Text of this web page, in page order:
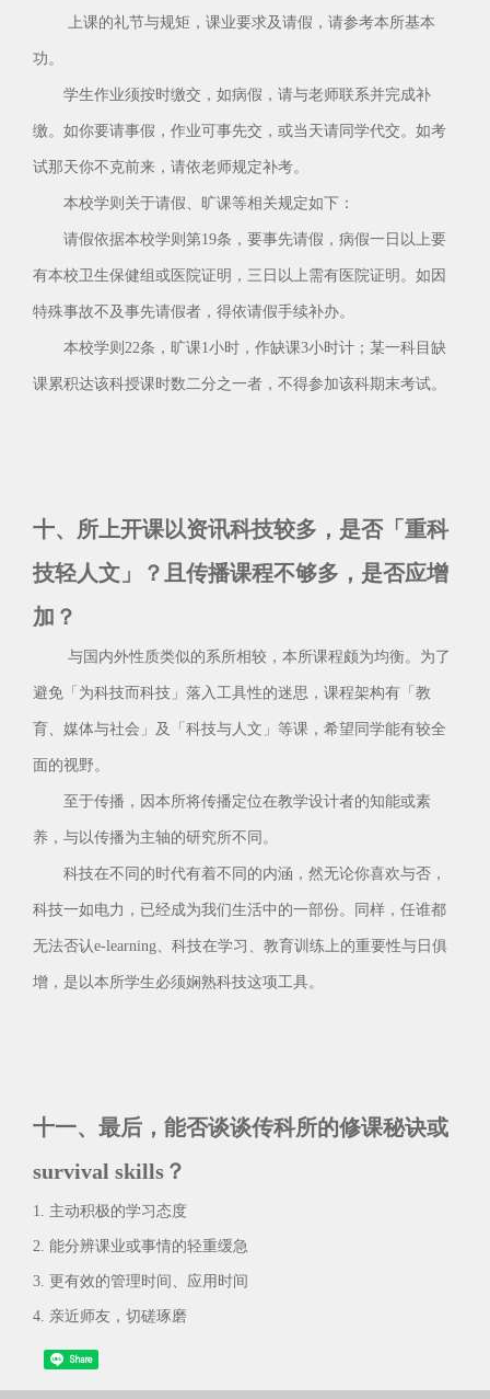
上课的礼节与规矩，课业要求及请假，请参考本所基本
功。
学生作业须按时缴交，如病假，请与老师联系并完成补
缴。如你要请事假，作业可事先交，或当天请同学代交。如考
试那天你不克前来，请依老师规定补考。
本校学则关于请假、旷课等相关规定如下：
请假依据本校学则第19条，要事先请假，病假一日以上要
有本校卫生保健组或医院证明，三日以上需有医院证明。如因
特殊事故不及事先请假者，得依请假手续补办。
本校学则22条，旷课1小时，作缺课3小时计；某一科目缺
课累积达该科授课时数二分之一者，不得参加该科期末考试。
十、所上开课以资讯科技较多，是否「重科
技轻人文」？且传播课程不够多，是否应增
加？
与国内外性质类似的系所相较，本所课程颇为均衡。为了
避免「为科技而科技」落入工具性的迷思，课程架构有「教
育、媒体与社会」及「科技与人文」等课，希望同学能有较全
面的视野。
至于传播，因本所将传播定位在教学设计者的知能或素
养，与以传播为主轴的研究所不同。
科技在不同的时代有着不同的内涵，然无论你喜欢与否，
科技一如电力，已经成为我们生活中的一部份。同样，任谁都
无法否认e-learning、科技在学习、教育训练上的重要性与日俱
增，是以本所学生必须娴熟科技这项工具。
十一、最后，能否谈谈传科所的修课秘诀或
survival skills？
1. 主动积极的学习态度
2. 能分辨课业或事情的轻重缓急
3. 更有效的管理时间、应用时间
4. 亲近师友，切磋琢磨
Share